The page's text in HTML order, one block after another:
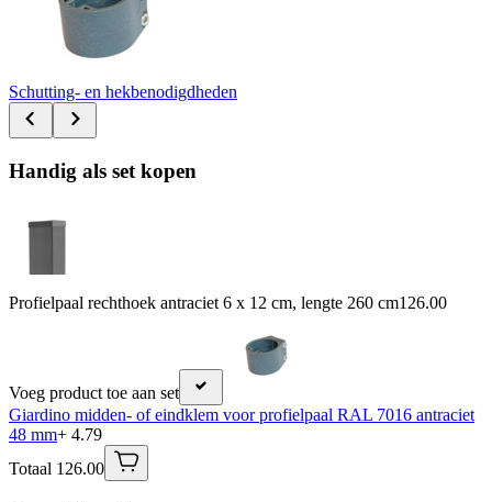
Schutting- en hekbenodigdheden
Handig als set kopen
Profielpaal rechthoek antraciet 6 x 12 cm, lengte 260 cm126.00
Voeg product toe aan set
Giardino midden- of eindklem voor profielpaal RAL 7016 antraciet
48 mm+ 4.79
Totaal 126.00